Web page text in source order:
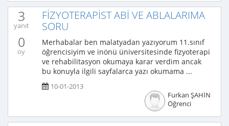
3
yanıt
0
oy
FİZYOTERAPİST ABİ VE ABLALARIMA
SORU
Merhabalar ben malatyadan yazıyorum 11.sınıf
öğrencisiyim ve inönü üniversitesinde fizyoterapi
ve rehabilitasyon okumaya karar verdim ancak
bu konuyla ilgili sayfalarca yazı okumama ...
10-01-2013
Furkan ŞAHİN
Öğrenci